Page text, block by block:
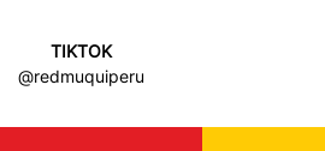
TIKTOK
@redmuquiperu